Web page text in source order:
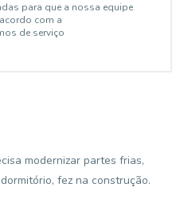
para que a nossa equipe
com a
de serviço
modernizar partes frias,
fez na construção.